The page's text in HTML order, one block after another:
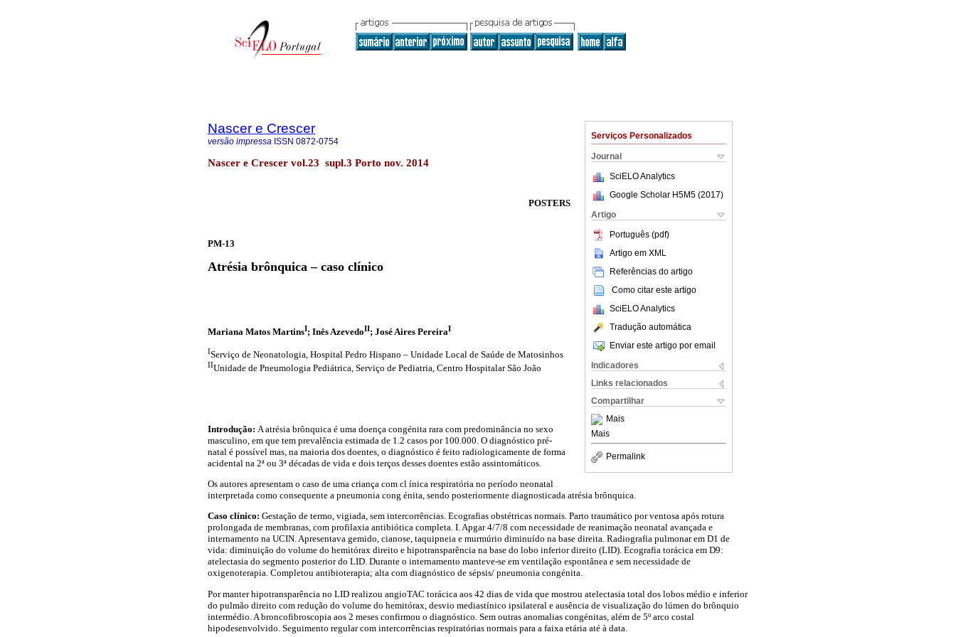
Serviços Personalizados
Journal
SciELO Analytics
Google Scholar H5M5 (2017)
Artigo
Português (pdf)
Artigo em XML
Referências do artigo
Como citar este artigo
SciELO Analytics
Tradução automática
Enviar este artigo por email
Indicadores
Links relacionados
Compartilhar
Mais
Mais
Permalink
Nascer e Crescer
versão impressa ISSN 0872-0754
Nascer e Crescer vol.23 supl.3 Porto nov. 2014
POSTERS
PM-13
Atrésia brônquica – caso clínico
Mariana Matos MartinsI; Inês AzevedoII; José Aires PereiraI
IServiço de Neonatologia, Hospital Pedro Hispano – Unidade Local de Saúde de Matosinhos
IIUnidade de Pneumologia Pediátrica, Serviço de Pediatria, Centro Hospitalar São João
Introdução: A atrésia brônquica é uma doença congénita rara com predominância no sexo
masculino, em que tem prevalência estimada de 1.2 casos por 100.000. O diagnóstico pré-
natal é possível mas, na maioria dos doentes, o diagnóstico é feito radiologicamente de forma
acidental na 2ª ou 3ª décadas de vida e dois terços desses doentes estão assintomáticos.
Os autores apresentam o caso de uma criança com cl ínica respiratória no período neonatal
interpretada como consequente a pneumonia cong énita, sendo posteriormente diagnosticada atrésia brônquica.
Caso clínico: Gestação de termo, vigiada, sem intercorrências. Ecografias obstétricas normais. Parto traumático por ventosa após rotura
prolongada de membranas, com profilaxia antibiótica completa. I. Apgar 4/7/8 com necessidade de reanimação neonatal avançada e
internamento na UCIN. Apresentava gemido, cianose, taquipneia e murmúrio diminuído na base direita. Radiografia pulmonar em D1 de
vida: diminuição do volume do hemitórax direito e hipotransparência na base do lobo inferior direito (LID). Ecografia torácica em D9:
atelectasia do segmento posterior do LID. Durante o internamento manteve-se em ventilação espontânea e sem necessidade de
oxigenoterapia. Completou antibioterapia; alta com diagnóstico de sépsis/ pneumonia congénita.
Por manter hipotransparência no LID realizou angioTAC torácica aos 42 dias de vida que mostrou atelectasia total dos lobos médio e inferior
do pulmão direito com redução do volume do hemitórax, desvio mediastínico ipsilateral e ausência de visualização do lúmen do brônquio
intermédio. A broncofibroscopia aos 2 meses confirmou o diagnóstico. Sem outras anomalias congénitas, além de 5º arco costal
hipodesenvolvido. Seguimento regular com intercorrências respiratórias normais para a faixa etária até à data.